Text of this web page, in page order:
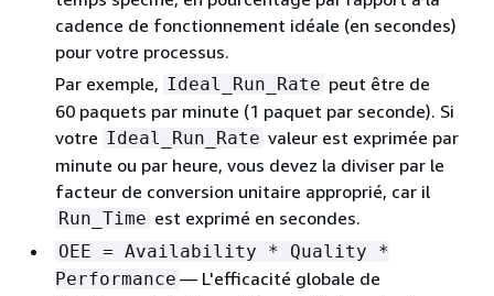
cadence de fonctionnement idéale (en secondes)
pour votre processus.
Par exemple, Ideal_Run_Rate peut être de
60 paquets par minute (1 paquet par seconde). Si
votre Ideal_Run_Rate valeur est exprimée par
minute ou par heure, vous devez la diviser par le
facteur de conversion unitaire approprié, car il
Run_Time est exprimé en secondes.
OEE = Availability * Quality *
Performance — L'efficacité globale de